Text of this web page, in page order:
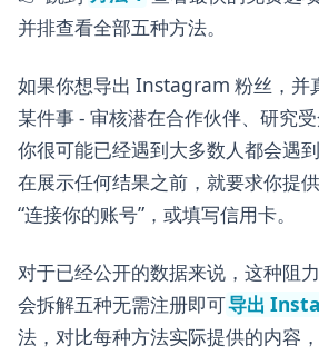
并排查看全部五种方法。
如果你想导出 Instagram 粉丝，并
某件事 - 审核潜在合作伙伴、研究
你很可能已经遇到大多数人都会遇
在展示任何结果之前，就要求你提
“连接你的账号”，或填写信用卡。
对于已经公开的数据来说，这种阻
会拆解五种无需注册即可导出
法，对比每种方法实际提供的内容